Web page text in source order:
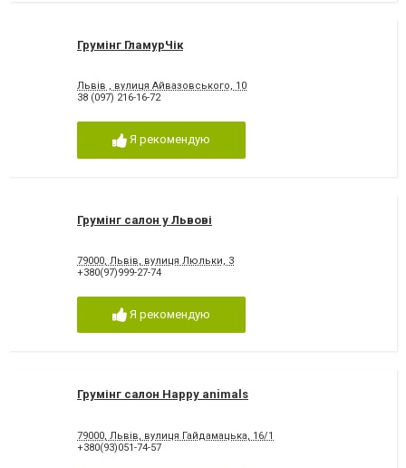
Грумінг ГламурЧік
Львів , вулиця Айвазовського, 10
38 (097) 216-16-72
Я рекомендую
Грумінг салон у Львові
79000, Львів, вулиця Люльки, 3
+380(97)999-27-74
Я рекомендую
Грумінг салон Happy animals
79000, Львів, вулиця Гайдамацька, 16/1
+380(93)051-74-57